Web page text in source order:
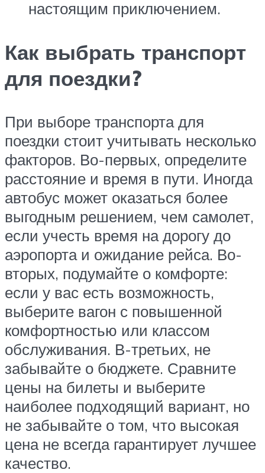
настоящим приключением.
Как выбрать транспорт
для поездки?
При выборе транспорта для
поездки стоит учитывать несколько
факторов. Во-первых, определите
расстояние и время в пути. Иногда
автобус может оказаться более
выгодным решением, чем самолет,
если учесть время на дорогу до
аэропорта и ожидание рейса. Во-
вторых, подумайте о комфорте:
если у вас есть возможность,
выберите вагон с повышенной
комфортностью или классом
обслуживания. В-третьих, не
забывайте о бюджете. Сравните
цены на билеты и выберите
наиболее подходящий вариант, но
не забывайте о том, что высокая
цена не всегда гарантирует лучшее
качество.